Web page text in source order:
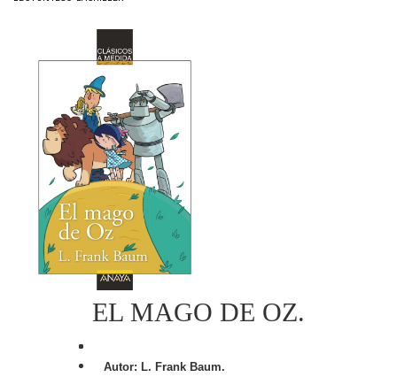
EL MAGO DE OZ.
Autor: L. Frank Baum.